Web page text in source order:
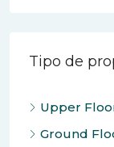
Tipo de
Upper
Ground